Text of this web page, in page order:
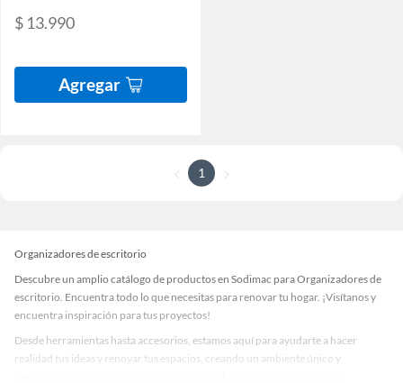
$ 13.990
Agregar
1
Organizadores de escritorio
Descubre un amplio catálogo de productos en Sodimac para Organizadores de
escritorio. Encuentra todo lo que necesitas para renovar tu hogar. ¡Visítanos y
encuentra inspiración para tus proyectos!
Desde herramientas hasta accesorios, estamos aquí para ayudarte a hacer
realidad tus ideas y renovar tus espacios, creando un ambiente único y